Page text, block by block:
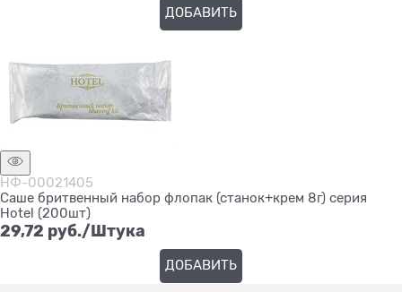
ДОБАВИТЬ
НФ-00021405
Саше бритвенный набор флопак (станок+крем 8г) серия
Hotel (200шт)
29,72 руб./Штука
ДОБАВИТЬ